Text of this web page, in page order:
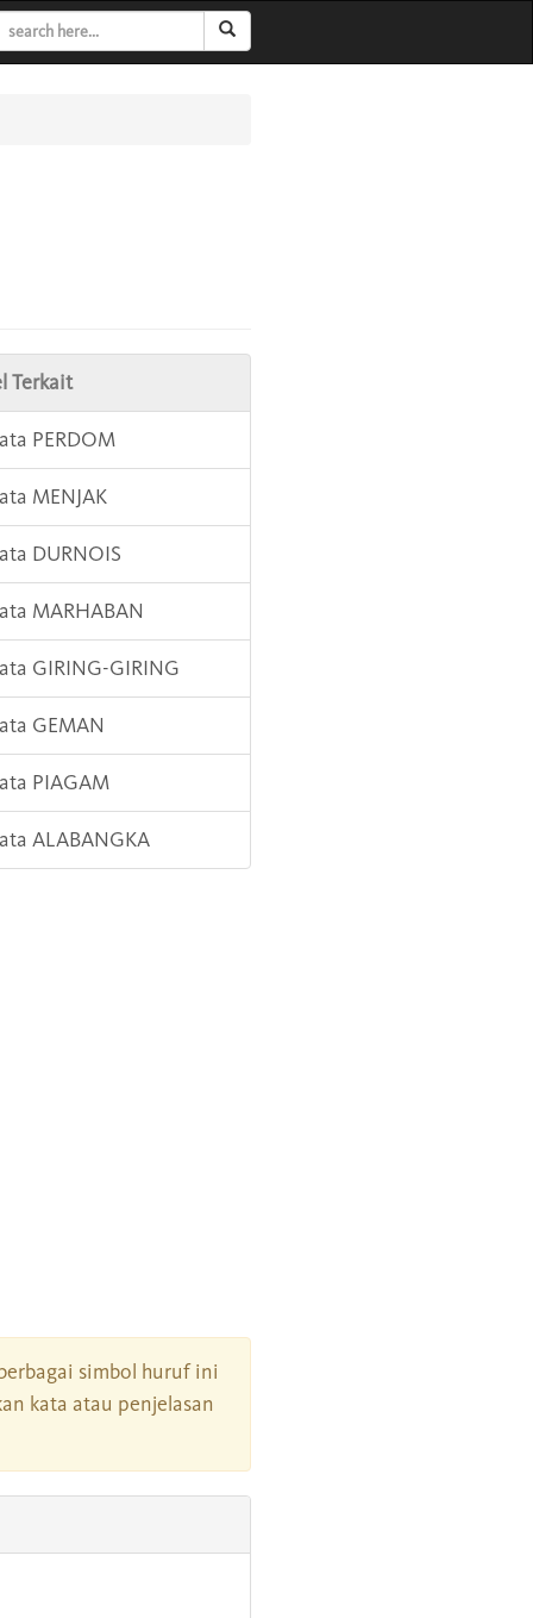
Terkait
PERDOM
MENJAK
DURNOIS
MARHABAN
GIRING-GIRING
GEMAN
PIAGAM
ALABANGKA
simbol huruf ini
kata atau penjelasan